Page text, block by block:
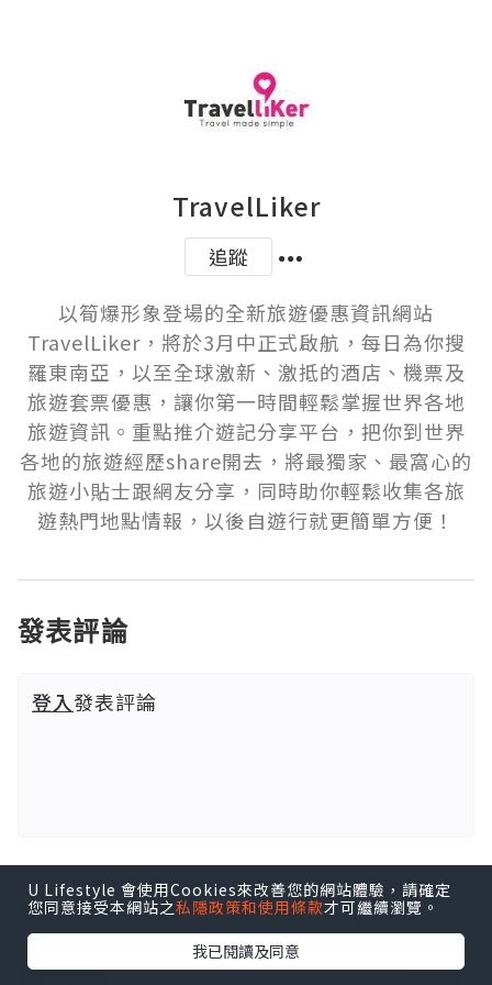
TravelLiker
追蹤
以筍爆形象登場的全新旅遊優惠資訊網站
TravelLiker，將於3月中正式啟航，每日為你搜
羅東南亞，以至全球激新、激抵的酒店、機票及
旅遊套票優惠，讓你第一時間輕鬆掌握世界各地
旅遊資訊。重點推介遊記分享平台，把你到世界
各地的旅遊經歷share開去，將最獨家、最窩心的
旅遊小貼士跟網友分享，同時助你輕鬆收集各旅
遊熱門地點情報，以後自遊行就更簡單方便！
發表評論
登入發表評論
更多旅遊文章推薦
U Lifestyle 會使用Cookies來改善您的網站體驗，請確定
您同意接受本網站之私隱政策和使用條款才可繼續瀏覽。
我已閱讀及同意